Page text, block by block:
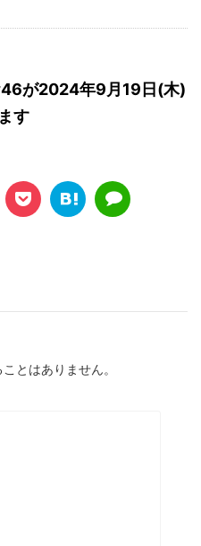
が2024年9月19日(木)
す
とはありません。